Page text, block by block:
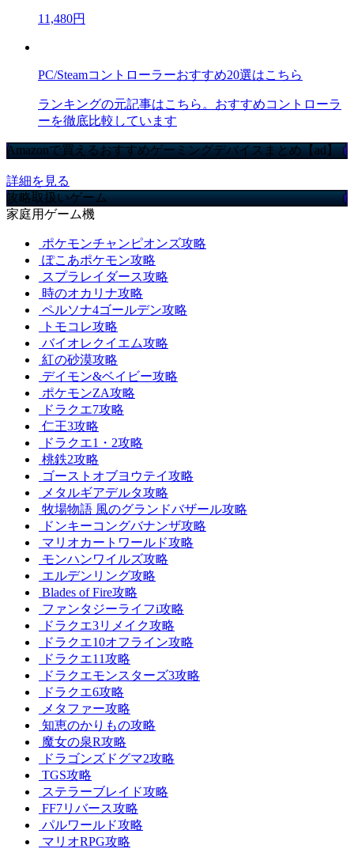
11,480円
PC/Steamコントローラーおすすめ20選はこちら
ランキングの元記事はこちら。おすすめコントローラ
ーを徹底比較しています
Amazonで買えるおすすめゲーミングデバイスまとめ【ad】
詳細を見る
攻略取扱いゲーム
家庭用ゲーム機
ポケモンチャンピオンズ攻略
ぽこあポケモン攻略
スプラレイダース攻略
時のオカリナ攻略
ペルソナ4ゴールデン攻略
トモコレ攻略
バイオレクイエム攻略
紅の砂漠攻略
デイモン&ベイビー攻略
ポケモンZA攻略
ドラクエ7攻略
仁王3攻略
ドラクエ1・2攻略
桃鉄2攻略
ゴーストオブヨウテイ攻略
メタルギアデルタ攻略
牧場物語 風のグランドバザール攻略
ドンキーコングバナンザ攻略
マリオカートワールド攻略
モンハンワイルズ攻略
エルデンリング攻略
Blades of Fire攻略
ファンタジーライフi攻略
ドラクエ3リメイク攻略
ドラクエ10オフライン攻略
ドラクエ11攻略
ドラクエモンスターズ3攻略
ドラクエ6攻略
メタファー攻略
知恵のかりもの攻略
魔女の泉R攻略
ドラゴンズドグマ2攻略
TGS攻略
ステラーブレイド攻略
FF7リバース攻略
パルワールド攻略
マリオRPG攻略